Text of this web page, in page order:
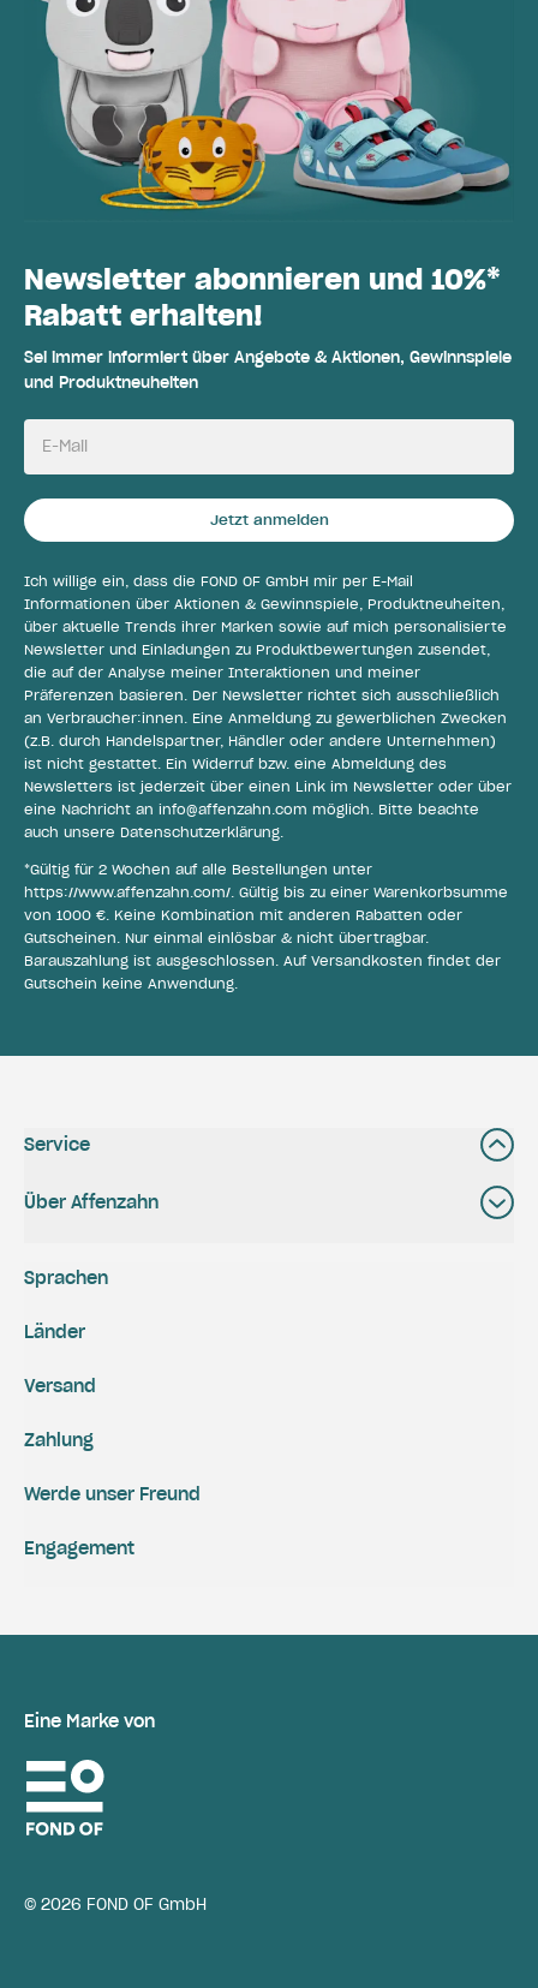
Newsletter abonnieren und 10%*
Rabatt erhalten!
Sei immer informiert über Angebote & Aktionen, Gewinnspiele
und Produktneuheiten
E-Mail
Jetzt anmelden
Ich willige ein, dass die FOND OF GmbH mir per E-Mail
Informationen über Aktionen & Gewinnspiele, Produktneuheiten,
über aktuelle Trends ihrer Marken sowie auf mich personalisierte
Newsletter und Einladungen zu Produktbewertungen zusendet,
die auf der Analyse meiner Interaktionen und meiner
Präferenzen basieren. Der Newsletter richtet sich ausschließlich
an Verbraucher:innen. Eine Anmeldung zu gewerblichen Zwecken
(z.B. durch Handelspartner, Händler oder andere Unternehmen)
ist nicht gestattet. Ein Widerruf bzw. eine Abmeldung des
Newsletters ist jederzeit über einen Link im Newsletter oder über
eine Nachricht an info@affenzahn.com möglich. Bitte beachte
auch unsere Datenschutzerklärung.
*Gültig für 2 Wochen auf alle Bestellungen unter
https://www.affenzahn.com/. Gültig bis zu einer Warenkorbsumme
von 1000 €. Keine Kombination mit anderen Rabatten oder
Gutscheinen. Nur einmal einlösbar & nicht übertragbar.
Barauszahlung ist ausgeschlossen. Auf Versandkosten findet der
Gutschein keine Anwendung.
Service
Über Affenzahn
Versand
Zahlung
Engagement
Werde unser Freund
Sprachen
Länder
Eine Marke von
© 2026 FOND OF GmbH